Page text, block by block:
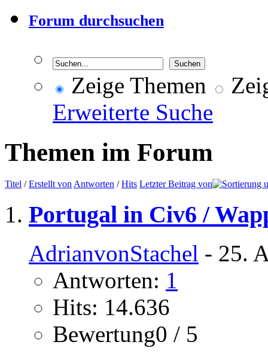
Forum durchsuchen
Zeige Themen
Erweiterte Suche
Themen im Forum
Titel /Erstellt von Antworten /Hits Letzter Beitrag von
Portugal in Civ6 /
AdrianvonStachel - 25.
Antworten: 1
Hits: 14.636
Bewertung0 / 5